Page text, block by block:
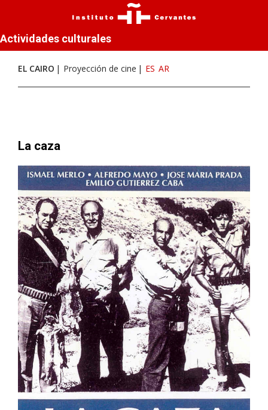
Actividades culturales
EL CAIRO Proyección de cine ES AR
La caza